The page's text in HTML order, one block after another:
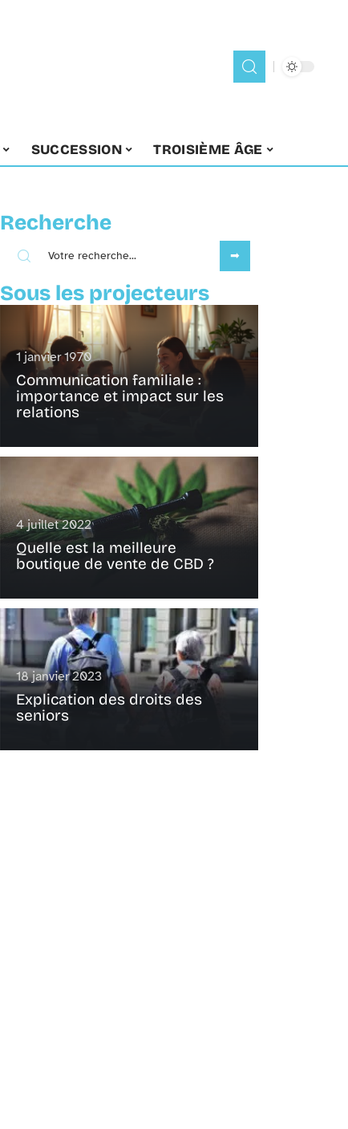
SUCCESSION TROISIÈME ÂGE
Recherche
Sous les projecteurs
1 janvier 1970
Communication familiale :
importance et impact sur les
relations
4 juillet 2022
Quelle est la meilleure
boutique de vente de CBD ?
18 janvier 2023
Explication des droits des
seniors